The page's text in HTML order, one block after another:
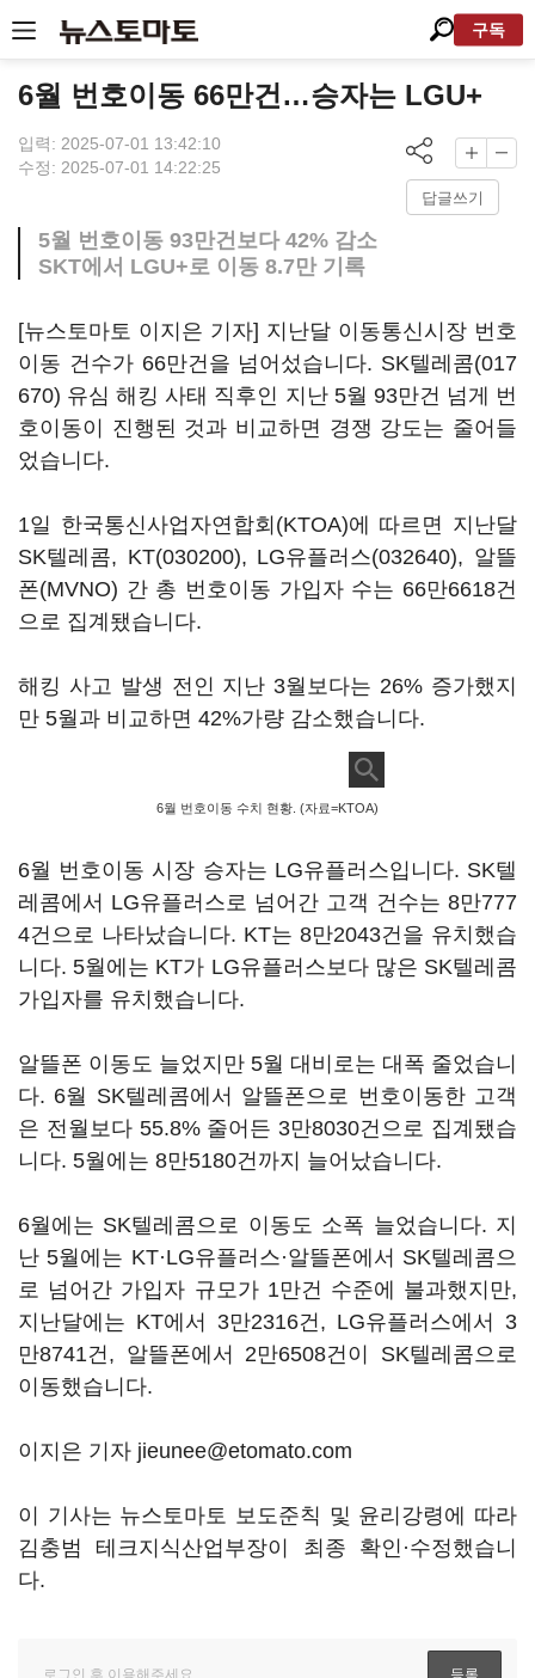
구독
6월 번호이동 66만건…승자는 LGU+
입력: 2025-07-01 13:42:10
수정: 2025-07-01 14:22:25
답글쓰기
5월 번호이동 93만건보다 42% 감소
SKT에서 LGU+로 이동 8.7만 기록
[뉴스토마토 이지은 기자] 지난달 이동통신시장 번호
이동 건수가 66만건을 넘어섰습니다. SK텔레콤(017
670) 유심 해킹 사태 직후인 지난 5월 93만건 넘게 번
호이동이 진행된 것과 비교하면 경쟁 강도는 줄어들
었습니다.
1일 한국통신사업자연합회(KTOA)에 따르면 지난달
SK텔레콤, KT(030200), LG유플러스(032640), 알뜰
폰(MVNO) 간 총 번호이동 가입자 수는 66만6618건
으로 집계됐습니다.
해킹 사고 발생 전인 지난 3월보다는 26% 증가했지
만 5월과 비교하면 42%가량 감소했습니다.
6월 번호이동 수치 현황. (자료=KTOA)
6월 번호이동 시장 승자는 LG유플러스입니다. SK텔
레콤에서 LG유플러스로 넘어간 고객 건수는 8만777
4건으로 나타났습니다. KT는 8만2043건을 유치했습
니다. 5월에는 KT가 LG유플러스보다 많은 SK텔레콤
가입자를 유치했습니다.
알뜰폰 이동도 늘었지만 5월 대비로는 대폭 줄었습니
다. 6월 SK텔레콤에서 알뜰폰으로 번호이동한 고객
은 전월보다 55.8% 줄어든 3만8030건으로 집계됐습
니다. 5월에는 8만5180건까지 늘어났습니다.
6월에는 SK텔레콤으로 이동도 소폭 늘었습니다. 지
난 5월에는 KT·LG유플러스·알뜰폰에서 SK텔레콤으
로 넘어간 가입자 규모가 1만건 수준에 불과했지만,
지난달에는 KT에서 3만2316건, LG유플러스에서 3
만8741건, 알뜰폰에서 2만6508건이 SK텔레콤으로
이동했습니다.
이지은 기자 jieunee@etomato.com
이 기사는 뉴스토마토 보도준칙 및 윤리강령에 따라
김충범 테크지식산업부장이 최종 확인·수정했습니
다.